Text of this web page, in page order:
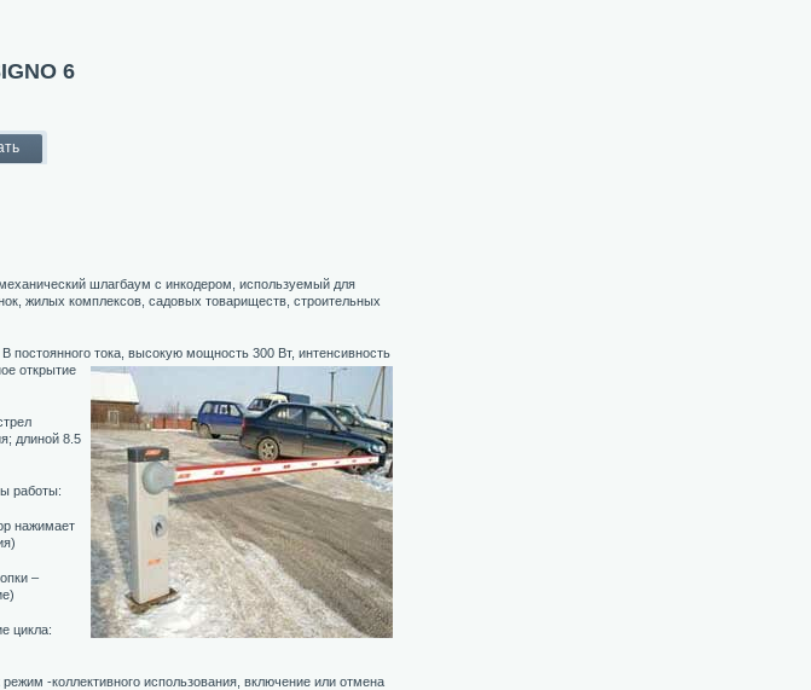
6
шлагбаум с инкодером, используемый для
жилых комплексов, садовых товариществ, строительных
постоянного тока, высокую мощность 300 Вт, интенсивность
открытие
длиной 8.5
работы:
нажимает
–
цикла:
-коллективного использования, включение или отмена